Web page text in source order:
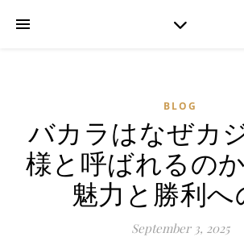
BLOG
バカラはなぜカ
様と呼ばれるの
魅力と勝利へ
September 3, 2025